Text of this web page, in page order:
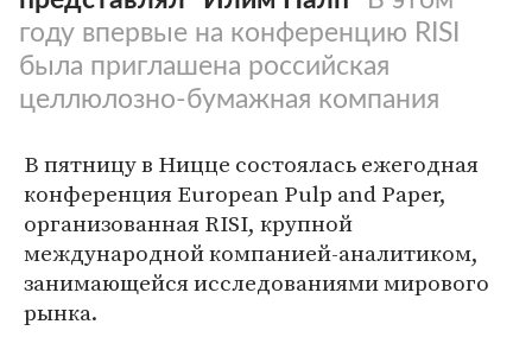
году впервые на конференцию RISI
была приглашена российская
целлюлозно-бумажная компания
В пятницу в Ницце состоялась ежегодная
конференция European Pulp and Paper,
организованная RISI, крупной
международной компанией-аналитиком,
занимающейся исследованиями мирового
рынка.